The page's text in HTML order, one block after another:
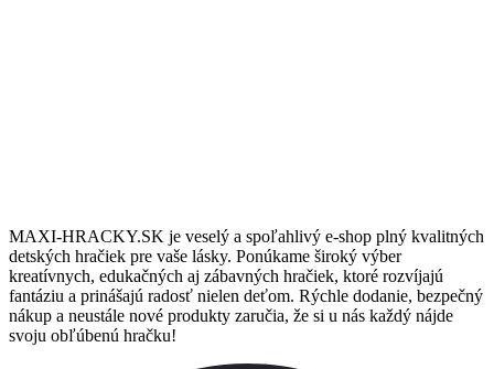
MAXI-HRACKY.SK je veselý a spoľahlivý e-shop plný kvalitných
detských hračiek pre vaše lásky. Ponúkame široký výber
kreatívnych, edukačných aj zábavných hračiek, ktoré rozvíjajú
fantáziu a prinášajú radosť nielen deťom. Rýchle dodanie, bezpečný
nákup a neustále nové produkty zaručia, že si u nás každý nájde
svoju obľúbenú hračku!